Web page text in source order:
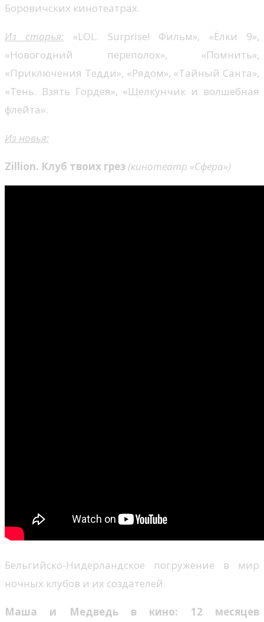
Боровичских кинотеатрах.
Из старья: «LOL. Surprise! Фильм», «Ёлки 9»,
«Новогодний переполох», «Помнить»,
«Приключения Тедди», «Рядом», «Тайный Санта»,
«Тень. Взять Гордея», «Щелкунчик и волшебная
флейта».
Из новья:
Zillion. Клуб твоих грез (кинотеатр «Сфера»)
Бельгийско-Нидерландское погружение в мир
ночных клубов и их создателей.
Маша и Медведь в кино: 12 месяцев